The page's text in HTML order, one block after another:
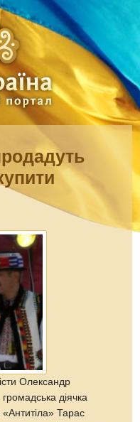
Олександр
діячка
«Антитіла» Тарас